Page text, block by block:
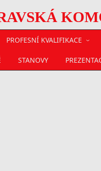
PROFESNÍ KVALIFIKACE
STANOVY